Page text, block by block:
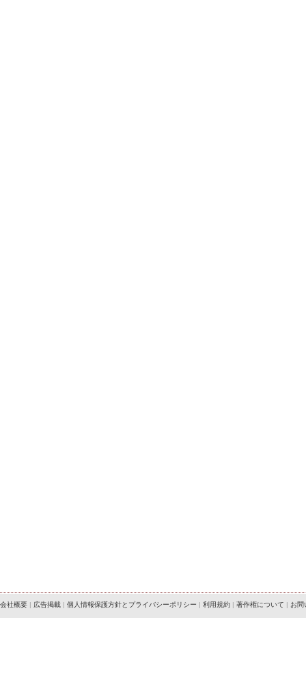
会社概要 | 広告掲載 | 個人情報保護方針とプライバシーポリシー | 利用規約 | 著作権について | お問